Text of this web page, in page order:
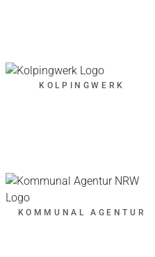
KOLPINGWERK
KOMMUNAL AGENTUR